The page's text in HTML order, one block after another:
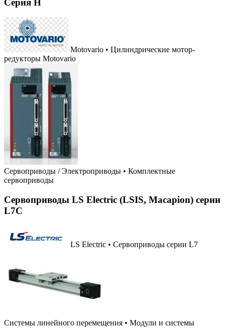
Motovario • Цилиндрические мотор-
редукторы Motovario
Сервоприводы / Электроприводы • Комплектные
сервоприводы
Сервоприводы LS Electric (LSIS, Macapion) серии
L7C
LS Electric • Сервоприводы серии L7
Системы линейного перемещения • Модули и системы